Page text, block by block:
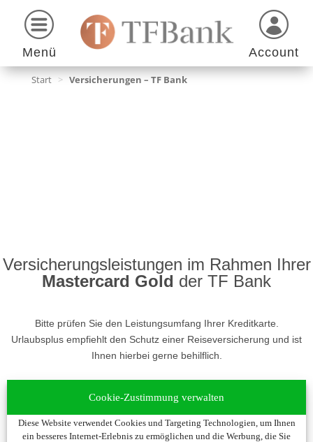
Cookie-Zustimmung verwalten
Diese Website verwendet Cookies und Targeting Technologien, um Ihnen
ein besseres Internet-Erlebnis zu ermöglichen und die Werbung, die Sie
Menü Account
Start > Versicherungen – TF Bank
Versicherungsleistungen im Rahmen Ihrer
Mastercard Gold der TF Bank
Bitte prüfen Sie den Leistungsumfang Ihrer Kreditkarte.
Urlaubsplus empfiehlt den Schutz einer Reiseversicherung und ist
Ihnen hierbei gerne behilflich.
weiter zur TF Bank